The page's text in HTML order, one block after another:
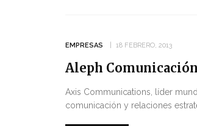
EMPRESAS 18 FEBRERO, 2013
Aleph
Axis Communications, líder
comunicación y relaciones